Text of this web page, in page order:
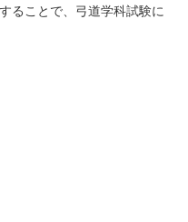
ることで、弓道学科試験に